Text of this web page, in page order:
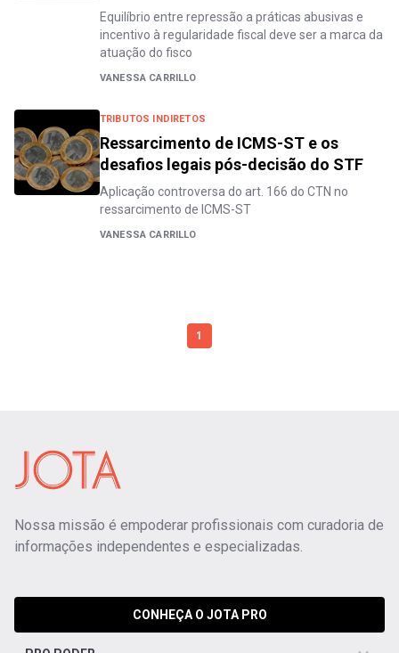
Equilíbrio entre repressão a práticas abusivas e
incentivo à regularidade fiscal deve ser a marca da
atuação do fisco
VANESSA CARRILLO
TRIBUTOS INDIRETOS
Ressarcimento de ICMS-ST e os
desafios legais pós-decisão do STF
Aplicação controversa do art. 166 do CTN no
ressarcimento de ICMS-ST
VANESSA CARRILLO
1
Nossa missão é empoderar profissionais com curadoria de
informações independentes e especializadas.
CONHEÇA O JOTA PRO